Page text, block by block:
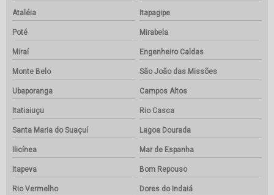
Ataléia Itapagipe
Poté Mirabela
Miraí Engenheiro Caldas
Monte Belo São João das Missões
Ubaporanga Campos Altos
Itatiaiuçu Rio Casca
Santa Maria do Suaçuí Lagoa Dourada
Ilicínea Mar de Espanha
Itapeva Bom Repouso
Rio Vermelho Dores do Indaiá